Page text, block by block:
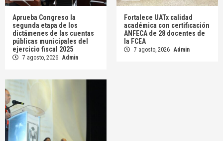
Aprueba Congreso la
segunda etapa de los
dictámenes de las cuentas
públicas municipales del
ejercicio fiscal 2025
7 agosto, 2026 Admin
Fortalece UATx calidad
académica con certificación
ANFECA de 28 docentes de
la FCEA
7 agosto, 2026 Admin